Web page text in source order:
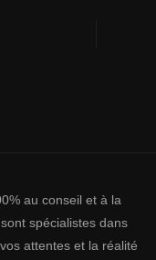
au conseil et à la
spécialistes dans
attentes et la réalité